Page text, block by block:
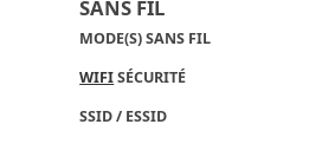
SANS FIL
MODE(S) SANS FIL
WIFISÉCURITÉ
SSID / ESSID